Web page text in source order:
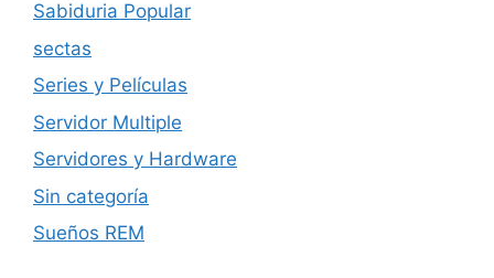
Sabiduria Popular
sectas
Series y Películas
Servidor Multiple
Servidores y Hardware
Sin categoría
Sueños REM